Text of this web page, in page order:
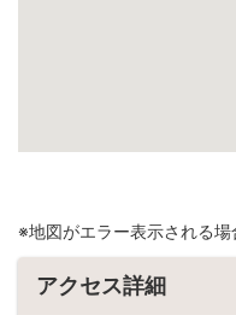
※地図がエラー表示される場
アクセス詳細